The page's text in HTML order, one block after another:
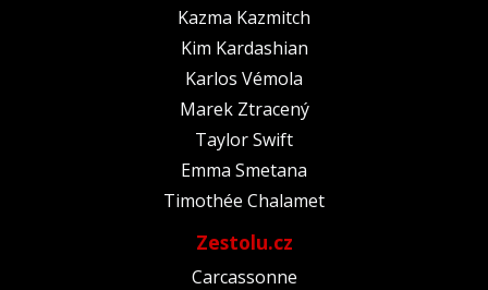
Kazma Kazmitch
Kim Kardashian
Karlos Vémola
Marek Ztracený
Taylor Swift
Emma Smetana
Timothée Chalamet
Zestolu.cz
Carcassonne